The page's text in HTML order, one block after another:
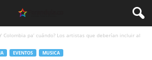
Colombia pa’ cuándo? Los artistas que deberían incluir al
EVENTOS MUSICA